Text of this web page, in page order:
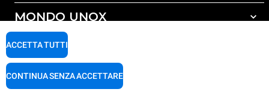
Tutti gli accessori
Detergenti per lavaggio automatico
Detergenti per lavaggio manuale
Trattamento acqua con filtro a resine
MONDO UNOX
Le nostre sedi nel mondo
SUPPORTO
Garanzia Unox
ACCETTA TUTTI
CONTINUA SENZA ACCETTARE